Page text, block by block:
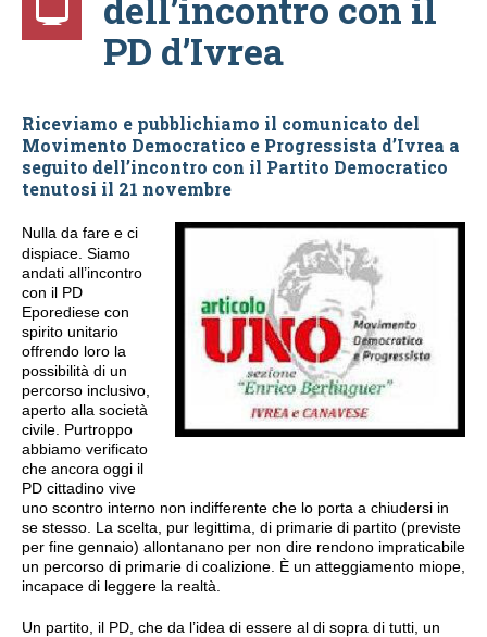
PD d’Ivrea
Riceviamo e pubblichiamo il comunicato del
Movimento Democratico e Progressista d’Ivrea a
seguito dell’incontro con il Partito Democratico
tenutosi il 21 novembre
Nulla da fare e ci
dispiace. Siamo
andati all’incontro
con il PD
Eporediese con
spirito unitario
offrendo loro la
possibilità di un
percorso inclusivo,
aperto alla società
civile. Purtroppo
abbiamo verificato
che ancora oggi il
PD cittadino vive
uno scontro interno non indifferente che lo porta a chiudersi in
se stesso. La scelta, pur legittima, di primarie di partito (previste
per fine gennaio) allontanano per non dire rendono impraticabile
un percorso di primarie di coalizione. È un atteggiamento miope,
incapace di leggere la realtà.
Un partito, il PD, che da l’idea di essere al di sopra di tutti, un